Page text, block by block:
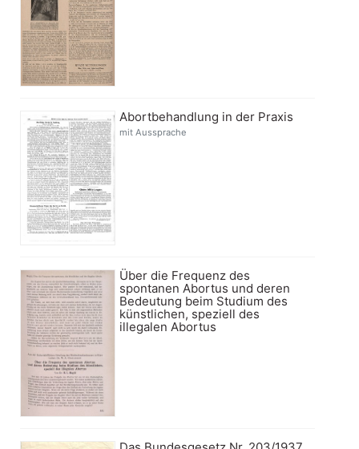
Abortbehandlung in der Praxis
mit Aussprache
Über die Frequenz des
spontanen Abortus und deren
Bedeutung beim Studium des
künstlichen, speziell des
illegalen Abortus